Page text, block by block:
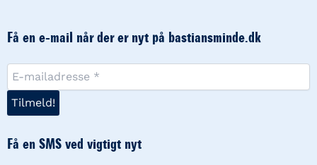
Få en e-mail når der er nyt på bastiansminde.dk
Få en SMS ved vigtigt nyt